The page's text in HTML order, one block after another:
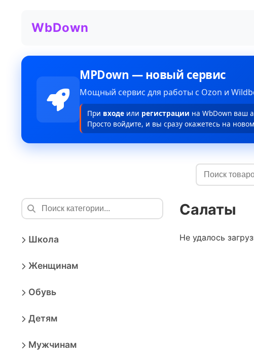
WbDown
MPDown — новый сервис
Мощный сервис для работы с Ozon и
При входе или регистрации на WbDown ваш
Просто войдите, и вы сразу окажетесь на
Школа
Женщинам
Обувь
Детям
Мужчинам
Салаты
Не удалось